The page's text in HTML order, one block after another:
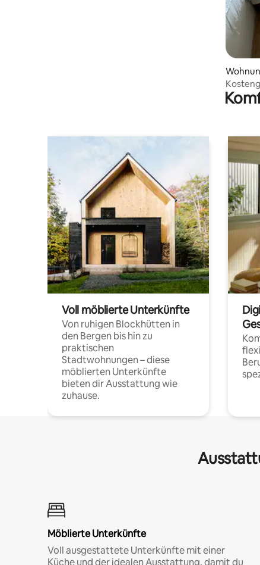
Voll möblierte Unterkünfte
Von ruhigen Blockhütten in
den Bergen bis hin zu
praktischen
Stadtwohnungen – diese
möblierten Unterkünfte
bieten dir Ausstattung wie
zuhause.
Möblierte Unterkünfte
Voll ausgestattete Unterkünfte mit einer
Küche und der idealen Ausstattung, damit du